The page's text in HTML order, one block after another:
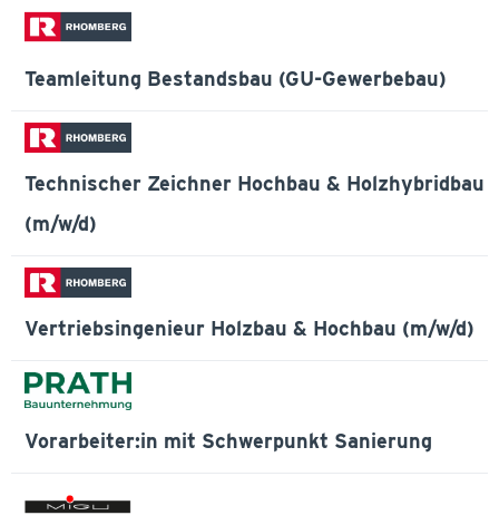
Teamleitung Bestandsbau (GU-Gewerbebau)
Technischer Zeichner Hochbau & Holzhybridbau
(m/w/d)
Vertriebsingenieur Holzbau & Hochbau (m/w/d)
Vorarbeiter:in mit Schwerpunkt Sanierung